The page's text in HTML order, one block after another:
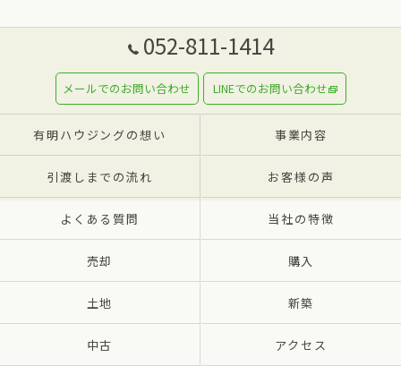
052-811-1414
メールでのお問い合わせ LINEでのお問い合わせ
有明ハウジングの想い 事業内容
引渡しまでの流れ お客様の声
よくある質問 当社の特徴
売却 購入
土地 新築
中古 アクセス